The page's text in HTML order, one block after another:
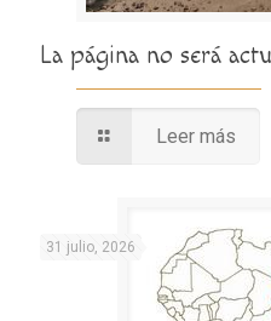
La página no será
Leer más
31 julio, 2026